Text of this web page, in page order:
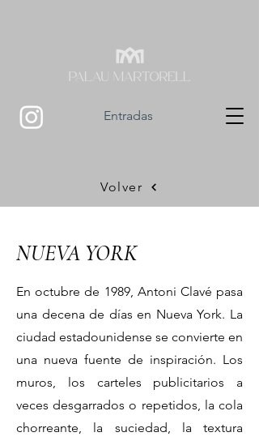
Entradas
Volver
NUEVA YORK
En octubre de 1989, Antoni Clavé pasa
una decena de días en Nueva York. La
ciudad estadounidense se convierte en
una nueva fuente de inspiración. Los
muros, los carteles publicitarios a
veces desgarrados o repetidos, la cola
chorreante, la suciedad, la textura